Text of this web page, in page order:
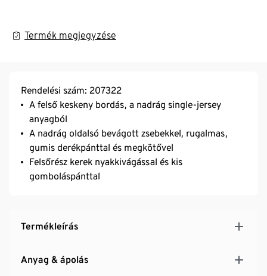
Termék megjegyzése
Rendelési szám: 207322
A felső keskeny bordás, a nadrág single-jersey
anyagból
A nadrág oldalsó bevágott zsebekkel, rugalmas,
gumis derékpánttal és megkötővel
Felsőrész kerek nyakkivágással és kis
gomboláspánttal
Termékleírás
Anyag & ápolás